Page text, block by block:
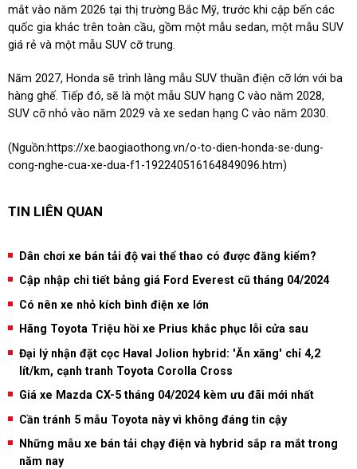
mắt vào năm 2026 tại thị trường Bắc Mỹ, trước khi cập bến các
quốc gia khác trên toàn cầu, gồm một mẫu sedan, một mẫu SUV
giá rẻ và một mẫu SUV cỡ trung.
Năm 2027, Honda sẽ trình làng mẫu SUV thuần điện cỡ lớn với ba
hàng ghế. Tiếp đó, sẽ là một mẫu SUV hạng C vào năm 2028,
SUV cỡ nhỏ vào năm 2029 và xe sedan hạng C vào năm 2030.
(Nguồn:https://xe.baogiaothong.vn/o-to-dien-honda-se-dung-
cong-nghe-cua-xe-dua-f1-192240516164849096.htm)
TIN LIÊN QUAN
Dân chơi xe bán tải độ vai thể thao có được đăng kiểm?
Cập nhập chi tiết bảng giá Ford Everest cũ tháng 04/2024
Có nên xe nhỏ kích bình điện xe lớn
Hãng Toyota Triệu hồi xe Prius khắc phục lỗi cửa sau
Đại lý nhận đặt cọc Haval Jolion hybrid: 'Ăn xăng' chỉ 4,2
lít/km, cạnh tranh Toyota Corolla Cross
Giá xe Mazda CX-5 tháng 04/2024 kèm ưu đãi mới nhất
Cần tránh 5 mẫu Toyota này vì không đáng tin cậy
Những mẫu xe bán tải chạy điện và hybrid sắp ra mắt trong
năm nay